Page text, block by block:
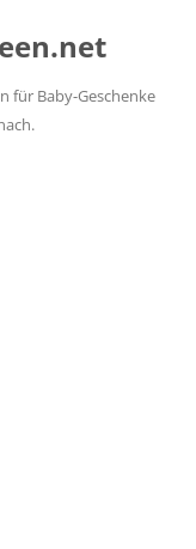
für Baby-Geschenke